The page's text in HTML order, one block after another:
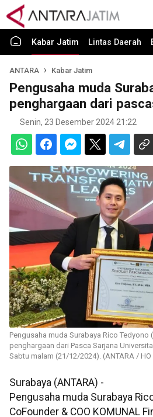
Kabar Jatim Lintas Daerah
ANTARA Kabar Jatim
Pengusaha muda
penghargaan dari
Senin, 23 Desember 2024 21:22
Pengusaha muda Surabaya Rico Tedyono
penghargaan dari Pasca Sarjana
Sabtu malam (21/12/2024). (ANTARA /
Surabaya (ANTARA) -
Pengusaha muda Surabaya
CoFounder & COO KOMUNAL